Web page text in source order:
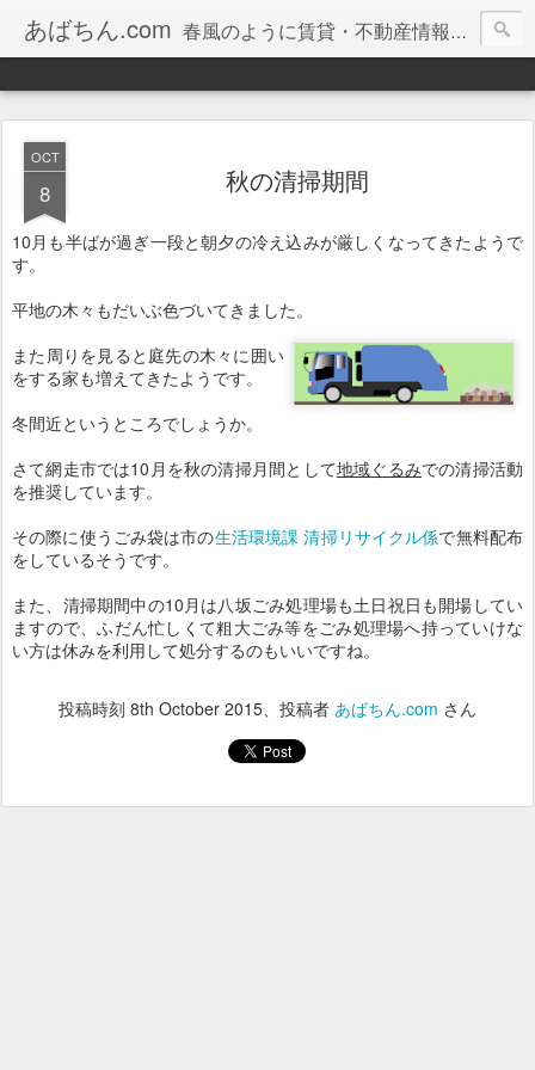
あばちん.com 春風のように賃貸・不動産情報をお届けしております。
OCT
8 秋の清掃期間
10月も半ばが過ぎ一段と朝夕の冷え込みが厳しくなってきたようで
す。
平地の木々もだいぶ色づいてきました。
また周りを見ると庭先の木々に囲い
をする家も増えてきたようです。
冬間近というところでしょうか。
さて網走市では10月を秋の清掃月間として地域ぐるみでの清掃活動
を推奨しています。
その際に使うごみ袋は市の生活環境課 清掃リサイクル係で無料配布
をしているそうです。
また、清掃期間中の10月は八坂ごみ処理場も土日祝日も開場してい
ますので、ふだん忙しくて粗大ごみ等をごみ処理場へ持っていけな
い方は休みを利用して処分するのもいいですね。
投稿時刻 8th October 2015、投稿者 あばちん.com さん